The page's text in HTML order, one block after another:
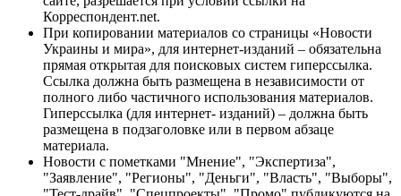
Корреспондент.net.
При копировании материалов со страницы «Новости
Украины и мира», для интернет-изданий – обязательна
прямая открытая для поисковых систем гиперссылка.
Ссылка должна быть размещена в независимости от
полного либо частичного использования материалов.
Гиперссылка (для интернет- изданий) – должна быть
размещена в подзаголовке или в первом абзаце
материала.
Новости с пометками "Мнение", "Экспертиза",
"Заявление", "Регионы", "Деньги", "Власть", "Выборы",